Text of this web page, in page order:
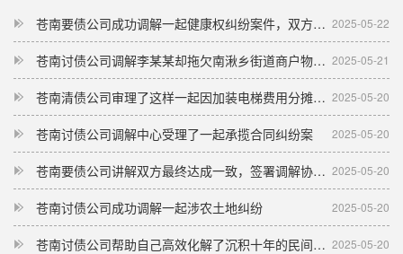
2025-05-22
苍南要债公司成功调解一起健康权纠纷案件，双方达成调解协议并当庭履行
2025-05-21
苍南讨债公司调解李某某却拖欠南湫乡街道商户物资采购及劳务费用共计11382元
2025-05-20
苍南清债公司审理了这样一起因加装电梯费用分摊引发的其他合同纠纷案
2025-05-20
苍南讨债公司调解中心受理了一起承揽合同纠纷案
2025-05-20
苍南要债公司讲解双方最终达成一致，签署调解协议，女方当场返还男方15.3万元彩礼
2025-05-20
苍南讨债公司成功调解一起涉农土地纠纷
2025-05-20
苍南讨债公司帮助自己高效化解了沉积十年的民间借贷纠纷